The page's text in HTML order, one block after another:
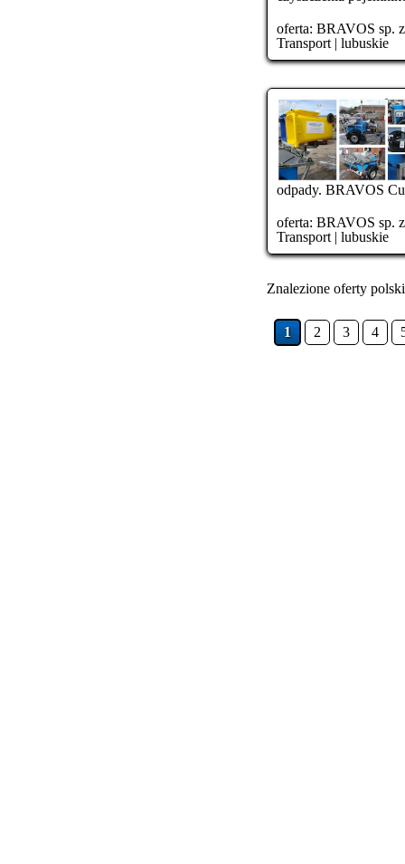
oferta: BRAVOS sp.
Transport | lubuskie
odpady. BRAVOS
oferta: BRAVOS sp.
Transport | lubuskie
Znalezione oferty
1 2 3 4